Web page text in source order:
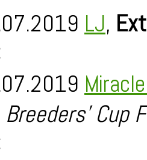
LJ,
Breeders' Cup